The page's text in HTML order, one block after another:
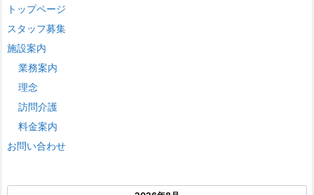
トップページ
スタッフ募集
施設案内
業務案内
理念
訪問介護
料金案内
お問い合わせ